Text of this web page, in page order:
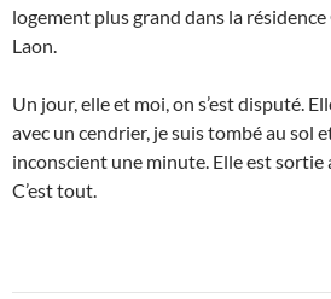
logement plus grand dans la résidence
Laon.
Un jour, elle et moi, on s’est disputé.
avec un cendrier, je suis tombé au sol
inconscient une minute. Elle est sortie
C’est tout.